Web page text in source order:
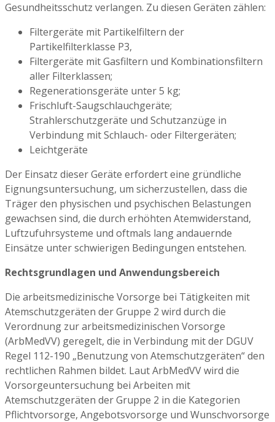
Gesundheitsschutz verlangen. Zu diesen Geräten zählen:
Filtergeräte mit Partikelfiltern der
Partikelfilterklasse P3,
Filtergeräte mit Gasfiltern und Kombinationsfiltern
aller Filterklassen;
Regenerationsgeräte unter 5 kg;
Frischluft-Saugschlauchgeräte;
Strahlerschutzgeräte und Schutzanzüge in
Verbindung mit Schlauch- oder Filtergeräten;
Leichtgeräte
Der Einsatz dieser Geräte erfordert eine gründliche
Eignungsuntersuchung, um sicherzustellen, dass die
Träger den physischen und psychischen Belastungen
gewachsen sind, die durch erhöhten Atemwiderstand,
Luftzufuhrsysteme und oftmals lang andauernde
Einsätze unter schwierigen Bedingungen entstehen.
Rechtsgrundlagen und Anwendungsbereich
Die arbeitsmedizinische Vorsorge bei Tätigkeiten mit
Atemschutzgeräten der Gruppe 2 wird durch die
Verordnung zur arbeitsmedizinischen Vorsorge
(ArbMedVV) geregelt, die in Verbindung mit der DGUV
Regel 112-190 „Benutzung von Atemschutzgeräten“ den
rechtlichen Rahmen bildet. Laut ArbMedVV wird die
Vorsorgeuntersuchung bei Arbeiten mit
Atemschutzgeräten der Gruppe 2 in die Kategorien
Pflichtvorsorge, Angebotsvorsorge und Wunschvorsorge